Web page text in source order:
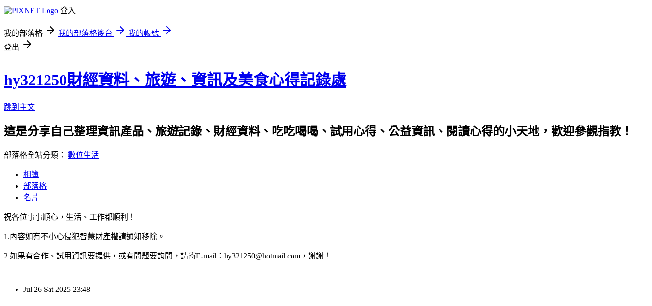
登入
我的部落格 我的部落格後台
我的帳號
登出
hy321250財經資料、旅遊、資訊及美食心得記錄處
跳到主文
這是分享自己整理資訊產品、旅遊記錄、財經資料、吃吃喝喝、試用心得、公益資訊、閱讀心得的小天地，歡迎參觀指教！
部落格全站分類： 數位生活
相簿
部落格
名片
祝各位事事順心，生活、工作都順利！
1.內容如有不小心侵犯智慧財產權請通知移除。
2.如果有合作、試用資訊要提供，或有問題要詢問，請寄E-mail：hy321250@hotmail.com，謝謝！
Jul 26 Sat 2025 23:48